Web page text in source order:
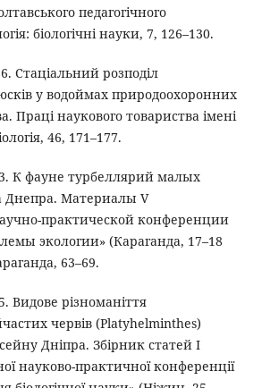
педагогічного
біологічні науки, 7, 126–130.
Стаціальний розподіл
у водоймах природоохоронних
Праці наукового товариства імені
46, 171–177.
К фауне турбеллярий малых
Днепра. Материалы V
практической конференции
экологии» (Караганда, 17–18
63–69.
Видове різноманіття
червів (Platyhelminthes)
Дніпра. Збірник статей I
науково-практичної конференції